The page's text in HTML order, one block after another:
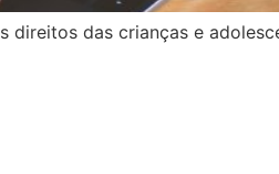
direitos das crianças e